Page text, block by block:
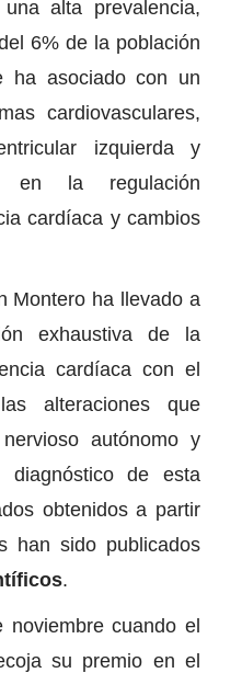
alta prevalencia,
6% de la población
ha asociado con un
cardiovasculares,
izquierda y
en la regulación
cardíaca y cambios
Montero ha llevado a
exhaustiva de la
cardíaca con el
alteraciones que
autónomo y
de esta
obtenidos a partir
han sido publicados
.
noviembre cuando el
su premio en el